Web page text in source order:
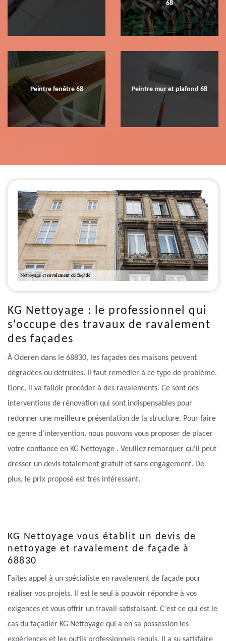
68
Peintre fenêtre 68 Peintre mur et plafond 68
KG Nettoyage : le professionnel qui
s'occupe des travaux de ravalement
des façades
À Oderen dans le 68830, les façades des maisons peuvent
dégradées ou détruites. Il faut remédier à ce type de problème.
Donc, il va falloir procéder à des ravalements. Ce sont des
interventions de rénovation qui sont indispensables pour
redonner une meilleure présentation de la structure. Pour faire
ce genre d'intervention, nous pouvons vous proposer de placer
votre confiance en KG Nettoyage . Veuillez remarquer qu'il peut
dresser un devis totalement gratuit et sans engagement. De
plus, le prix proposé est très intéressant.
KG Nettoyage vous établit un devis de
nettoyage et ravalement de façade à
68830
Faites appel à un spécialiste en ravalement de façade pour
réaliser vos projets. Il est le seul à pouvoir répondre à vos
exigences et vous offrir un travail satisfaisant. C’est ce qui est le
cas du façadier KG Nettoyage qui a en sa possession les